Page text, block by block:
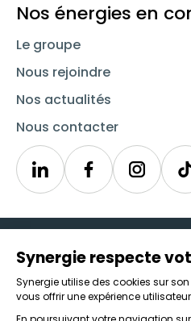
Nos énergies en
Le groupe
Nous rejoindre
Nos actualités
Nous contacter
LinkedinSynergie
Icône d'illustration
Candidats
Entreprises
Icône d'illustration
Nos agences